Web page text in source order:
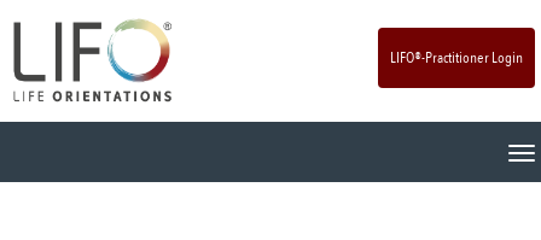
LIFO®-Practitioner Login
T
o